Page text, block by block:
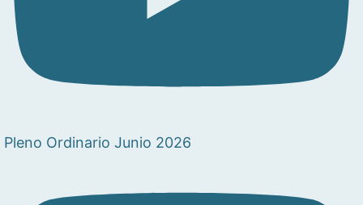
Pleno Ordinario Junio 2026